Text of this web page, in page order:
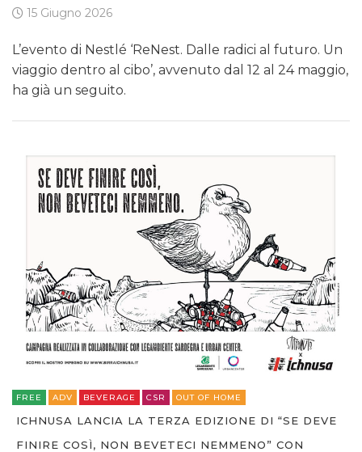
15 Giugno 2026
L’evento di Nestlé ‘ReNest. Dalle radici al futuro. Un
viaggio dentro al cibo’, avvenuto dal 12 al 24 maggio,
ha già un seguito.
FREE ADV BEVERAGE CSR OUT OF HOME
ICHNUSA LANCIA LA TERZA EDIZIONE DI “SE DEVE
FINIRE COSÌ, NON BEVETECI NEMMENO” CON